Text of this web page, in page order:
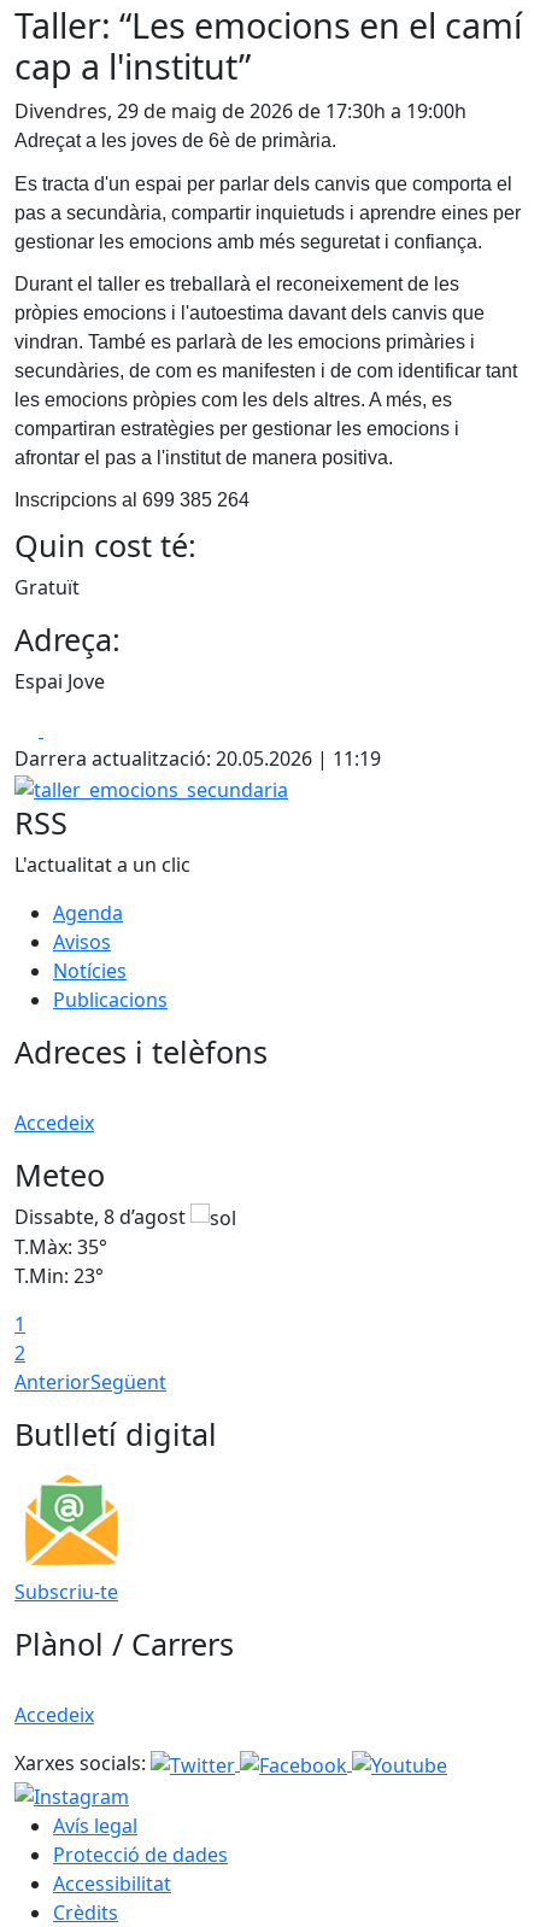
Taller: “Les emocions en el camí
cap a l'institut”
Divendres, 29 de maig de 2026 de 17:30h a 19:00h
Adreçat a les joves de 6è de primària.
Es tracta d'un espai per parlar dels canvis que comporta el
pas a secundària, compartir inquietuds i aprendre eines per
gestionar les emocions amb més seguretat i confiança.
Durant el taller es treballarà el reconeixement de les
pròpies emocions i l'autoestima davant dels canvis que
vindran. També es parlarà de les emocions primàries i
secundàries, de com es manifesten i de com identificar tant
les emocions pròpies com les dels altres. A més, es
compartiran estratègies per gestionar les emocions i
afrontar el pas a l'institut de manera positiva.
Inscripcions al 699 385 264
Quin cost té:
Gratuït
Adreça:
Espai Jove
Darrera actualització: 20.05.2026 | 11:19
taller_emocions_secundaria
RSS
L'actualitat a un clic
Agenda
Avisos
Notícies
Publicacions
Adreces i telèfons
Accedeix
Meteo
Dissabte, 8 d’agost
T.Màx: 35°
T.Min: 23°
1
2
AnteriorSegüent
Butlletí digital
Subscriu-te
Plànol / Carrers
Accedeix
Xarxes socials:
Avís legal
Protecció de dades
Accessibilitat
Crèdits